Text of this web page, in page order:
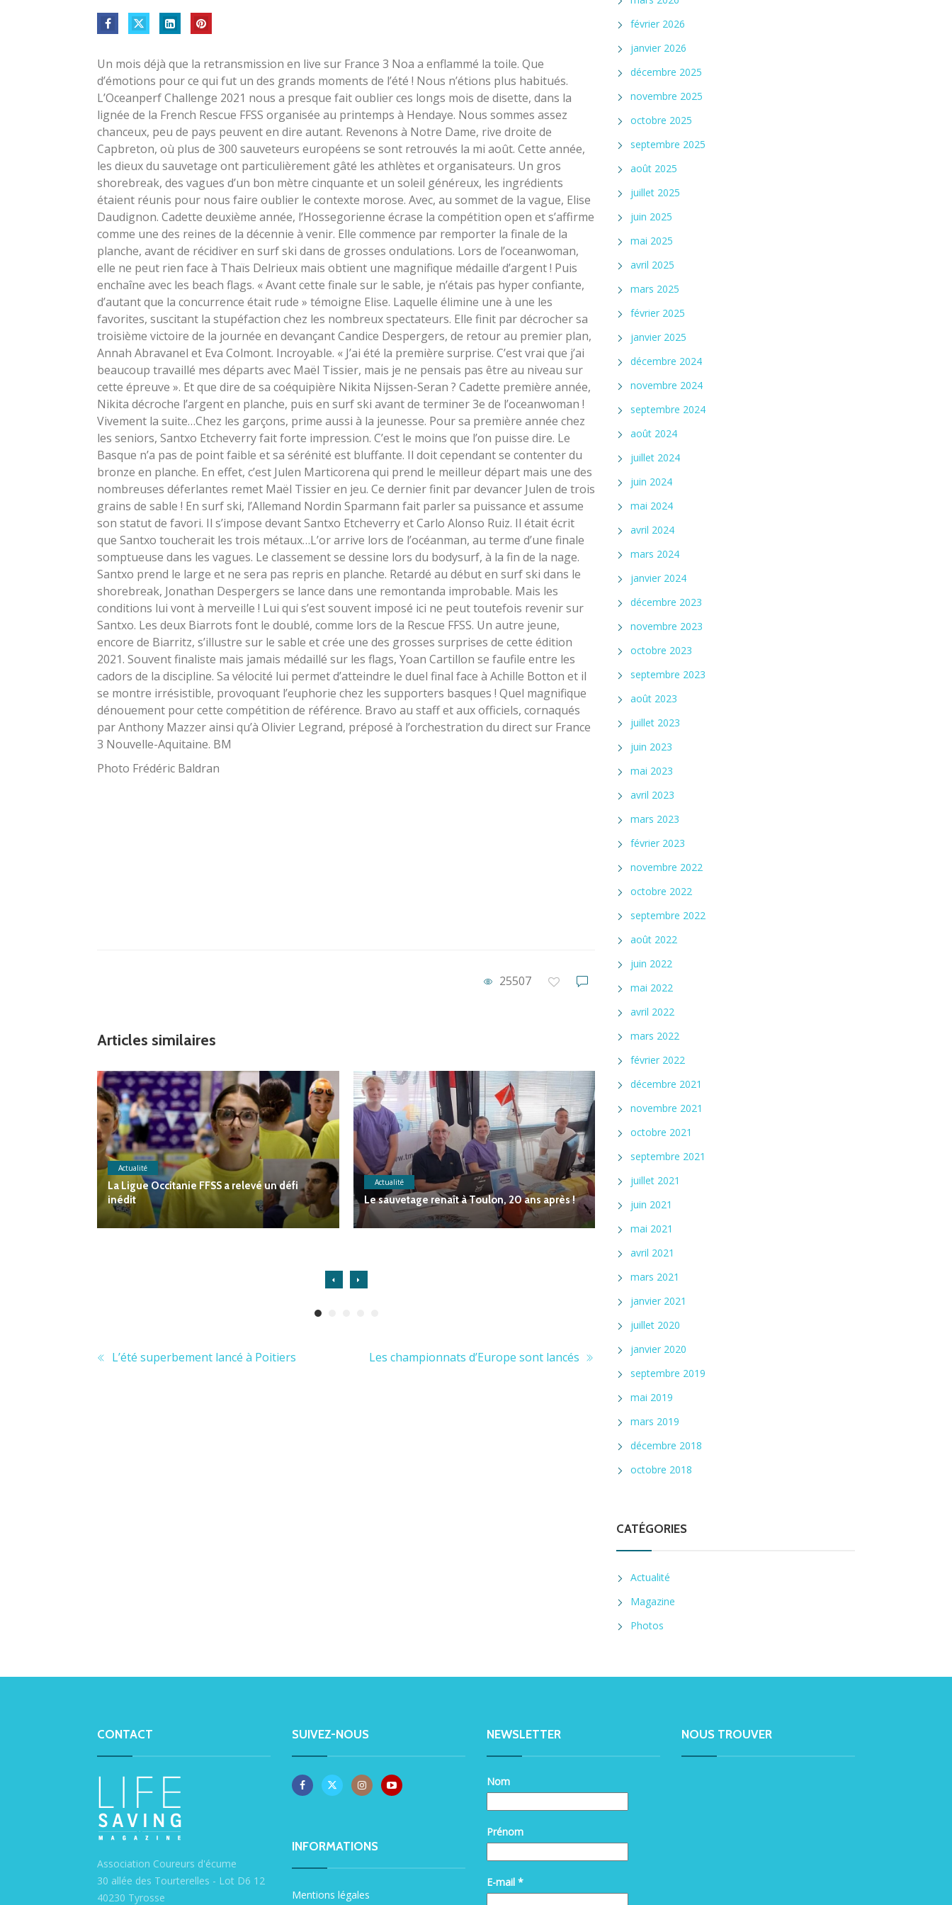
Un mois déjà que la retransmission en live sur France 3 Noa a enflammé la toile. Que
d’émotions pour ce qui fut un des grands moments de l’été ! Nous n’étions plus habitués.
L’Oceanperf Challenge 2021 nous a presque fait oublier ces longs mois de disette, dans la
lignée de la French Rescue FFSS organisée au printemps à Hendaye. Nous sommes assez
chanceux, peu de pays peuvent en dire autant. Revenons à Notre Dame, rive droite de
Capbreton, où plus de 300 sauveteurs européens se sont retrouvés la mi août. Cette année,
les dieux du sauvetage ont particulièrement gâté les athlètes et organisateurs. Un gros
shorebreak, des vagues d’un bon mètre cinquante et un soleil généreux, les ingrédients
étaient réunis pour nous faire oublier le contexte morose. Avec, au sommet de la vague, Elise
Daudignon. Cadette deuxième année, l’Hossegorienne écrase la compétition open et s’affirme
comme une des reines de la décennie à venir. Elle commence par remporter la finale de la
planche, avant de récidiver en surf ski dans de grosses ondulations. Lors de l’oceanwoman,
elle ne peut rien face à Thaïs Delrieux mais obtient une magnifique médaille d’argent ! Puis
enchaîne avec les beach flags. « Avant cette finale sur le sable, je n’étais pas hyper confiante,
d’autant que la concurrence était rude » témoigne Elise. Laquelle élimine une à une les
favorites, suscitant la stupéfaction chez les nombreux spectateurs. Elle finit par décrocher sa
troisième victoire de la journée en devançant Candice Despergers, de retour au premier plan,
Annah Abravanel et Eva Colmont. Incroyable. « J’ai été la première surprise. C’est vrai que j’ai
beaucoup travaillé mes départs avec Maël Tissier, mais je ne pensais pas être au niveau sur
cette épreuve ». Et que dire de sa coéquipière Nikita Nijssen-Seran ? Cadette première année,
Nikita décroche l’argent en planche, puis en surf ski avant de terminer 3e de l’oceanwoman !
Vivement la suite…Chez les garçons, prime aussi à la jeunesse. Pour sa première année chez
les seniors, Santxo Etcheverry fait forte impression. C’est le moins que l’on puisse dire. Le
Basque n’a pas de point faible et sa sérénité est bluffante. Il doit cependant se contenter du
bronze en planche. En effet, c’est Julen Marticorena qui prend le meilleur départ mais une des
nombreuses déferlantes remet Maël Tissier en jeu. Ce dernier finit par devancer Julen de trois
grains de sable ! En surf ski, l’Allemand Nordin Sparmann fait parler sa puissance et assume
son statut de favori. Il s’impose devant Santxo Etcheverry et Carlo Alonso Ruiz. Il était écrit
que Santxo toucherait les trois métaux…L’or arrive lors de l’océanman, au terme d’une finale
somptueuse dans les vagues. Le classement se dessine lors du bodysurf, à la fin de la nage.
Santxo prend le large et ne sera pas repris en planche. Retardé au début en surf ski dans le
shorebreak, Jonathan Despergers se lance dans une remontanda improbable. Mais les
conditions lui vont à merveille ! Lui qui s’est souvent imposé ici ne peut toutefois revenir sur
Santxo. Les deux Biarrots font le doublé, comme lors de la Rescue FFSS. Un autre jeune,
encore de Biarritz, s’illustre sur le sable et crée une des grosses surprises de cette édition
2021. Souvent finaliste mais jamais médaillé sur les flags, Yoan Cartillon se faufile entre les
cadors de la discipline. Sa vélocité lui permet d’atteindre le duel final face à Achille Botton et il
se montre irrésistible, provoquant l’euphorie chez les supporters basques ! Quel magnifique
dénouement pour cette compétition de référence. Bravo au staff et aux officiels, cornaqués
par Anthony Mazzer ainsi qu’à Olivier Legrand, préposé à l’orchestration du direct sur France
3 Nouvelle-Aquitaine. BM
Photo Frédéric Baldran
25507
Articles similaires
Actualité
La Ligue Occitanie FFSS a relevé un défi
inédit
Actualité
Le sauvetage renaît à Toulon, 20 ans après !
Actualité
Hossegor écrit un nouveau chapitre
L’été superbement lancé à Poitiers Les championnats d’Europe sont lancés
février 2026
janvier 2026
décembre 2025
novembre 2025
octobre 2025
septembre 2025
août 2025
juillet 2025
juin 2025
mai 2025
avril 2025
mars 2025
février 2025
janvier 2025
décembre 2024
novembre 2024
septembre 2024
août 2024
juillet 2024
juin 2024
mai 2024
avril 2024
mars 2024
janvier 2024
décembre 2023
novembre 2023
octobre 2023
septembre 2023
août 2023
juillet 2023
juin 2023
mai 2023
avril 2023
mars 2023
février 2023
novembre 2022
octobre 2022
septembre 2022
août 2022
juin 2022
mai 2022
avril 2022
mars 2022
février 2022
décembre 2021
novembre 2021
octobre 2021
septembre 2021
juillet 2021
juin 2021
mai 2021
avril 2021
mars 2021
janvier 2021
juillet 2020
janvier 2020
septembre 2019
mai 2019
mars 2019
décembre 2018
octobre 2018
CATÉGORIES
Actualité
Magazine
Photos
CONTACT
Association Coureurs d'écume
30 allée des Tourterelles - Lot D6 12
40230 Tyrosse
SUIVEZ-NOUS
INFORMATIONS
Mentions légales
NEWSLETTER
Nom
Prénom
E-mail *
NOUS TROUVER